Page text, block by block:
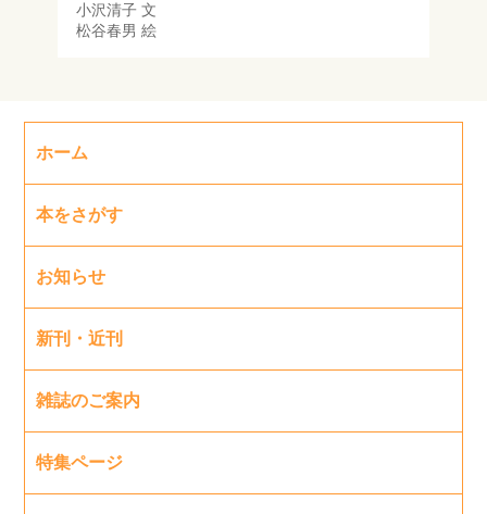
小沢清子文
松谷春男 絵
ホーム
本をさがす
お知らせ
新刊・近刊
雑誌のご案内
特集ページ